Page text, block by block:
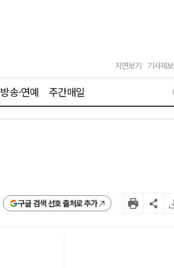
지면보기 기사제보
방송·연예 주간매일
구글 검색 선호 출처로 추가